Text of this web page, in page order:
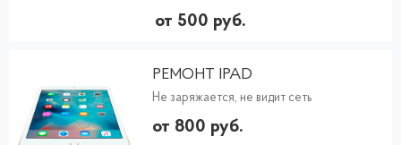
от 500 руб.
РЕМОНТ IPAD
Не заряжается, не видит сеть
от 800 руб.